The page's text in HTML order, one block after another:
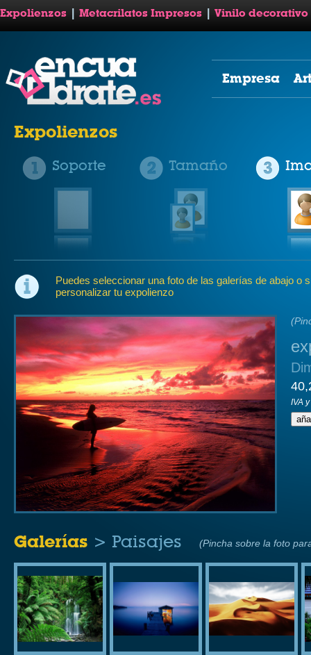
Expolienzos Metacrilatos Impresos Vinilo decorativo
Empresa
Expolienzos
Soporte Tamaño
Puedes seleccionar una foto de las galerías de abajo o
personalizar tu expolienzo
IVA
Galerías > Paisajes (Pincha sobre la foto